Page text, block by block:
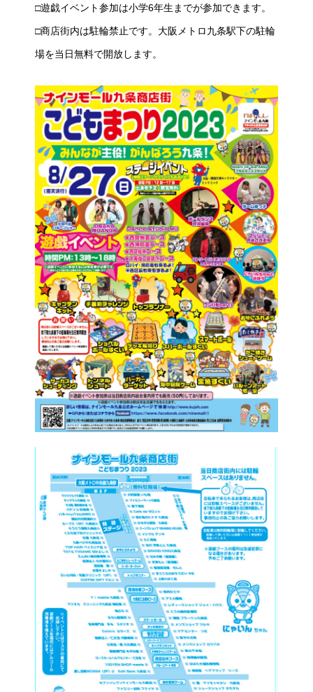
□遊戯イベント参加は小学6年生までが参加できます。
□商店街内は駐輪禁止です。大阪メトロ九条駅下の駐輪
場を当日無料で開放します。